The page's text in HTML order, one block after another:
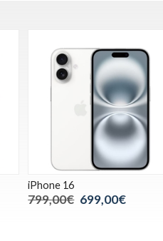
iPhone 16
799,00€ 699,00€